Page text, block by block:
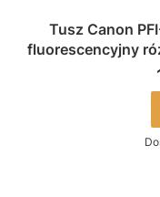
Tusz Canon
fluorescencyjny